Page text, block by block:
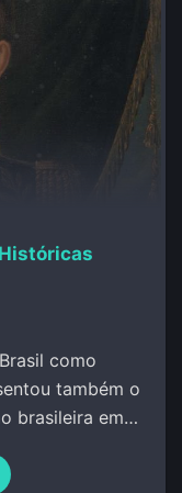
como
também o
brasileira em